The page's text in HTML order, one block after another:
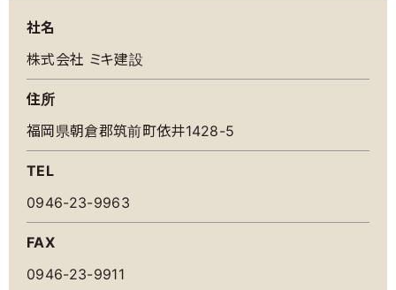
社名
株式会社 ミキ建設
住所
福岡県朝倉郡筑前町依井1428-5
TEL
0946-23-9963
FAX
0946-23-9911